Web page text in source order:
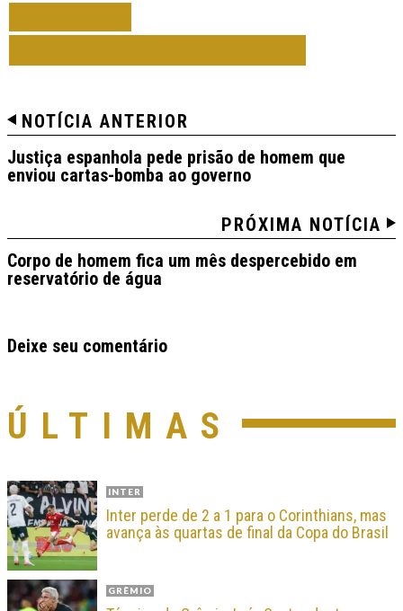
NOTÍCIA ANTERIOR
Justiça espanhola pede prisão de homem que
enviou cartas-bomba ao governo
PRÓXIMA NOTÍCIA
Corpo de homem fica um mês despercebido em
reservatório de água
Deixe seu comentário
ÚLTIMAS
INTER
Inter perde de 2 a 1 para o Corinthians, mas
avança às quartas de final da Copa do Brasil
GRÊMIO